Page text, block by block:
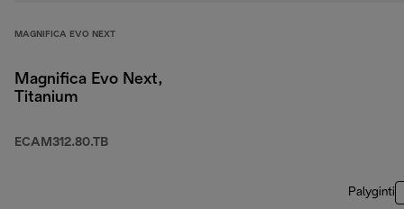
MAGNIFICA EVO NEXT
Magnifica Evo Next,
Titanium
ECAM312.80.TB
Palyginti